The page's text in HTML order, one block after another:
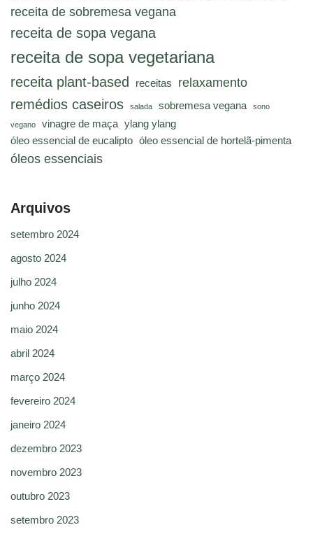
receita de sobremesa vegana
receita de sopa vegana
receita de sopa vegetariana
receita plant-based receitas relaxamento
remédios caseiros salada sobremesa vegana sono
vegano vinagre de maça ylang ylang
óleo essencial de eucalipto óleo essencial de hortelã-pimenta
óleos essenciais
Arquivos
setembro 2024
agosto 2024
julho 2024
junho 2024
maio 2024
abril 2024
março 2024
fevereiro 2024
janeiro 2024
dezembro 2023
novembro 2023
outubro 2023
setembro 2023